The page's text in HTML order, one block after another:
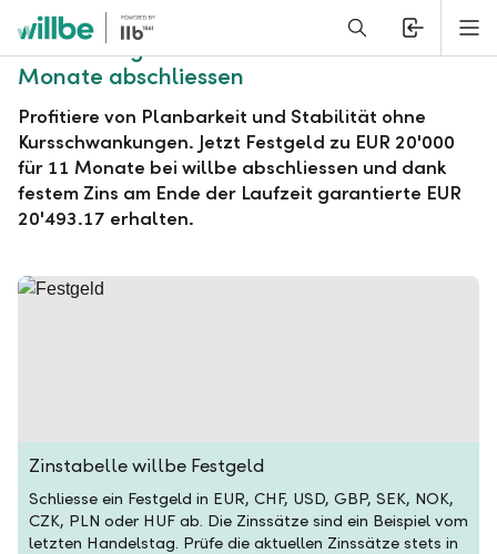
Alerts.Headline
willbe Festgeld zu EUR 20'000 für 11
Monate abschliessen
Profitiere von Planbarkeit und Stabilität ohne
Kursschwankungen. Jetzt Festgeld zu EUR 20'000
für 11 Monate bei willbe abschliessen und dank
festem Zins am Ende der Laufzeit garantierte EUR
20'493.17 erhalten.
Zinstabelle willbe Festgeld
Schliesse ein Festgeld in EUR, CHF, USD, GBP, SEK, NOK,
CZK, PLN oder HUF ab. Die Zinssätze sind ein Beispiel vom
letzten Handelstag. Prüfe die aktuellen Zinssätze stets in